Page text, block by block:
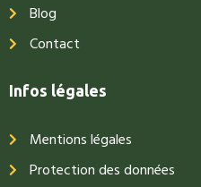
Blog
Contact
Infos légales
Mentions légales
Protection des données